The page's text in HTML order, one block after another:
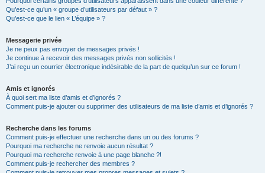
Qu’est-ce qu’un « groupe d’utilisateurs par défaut » ?
Qu’est-ce que le lien « L’équipe » ?
Messagerie privée
Je ne peux pas envoyer de messages privés !
Je continue à recevoir des messages privés non sollicités !
J’ai reçu un courrier électronique indésirable de la part de quelqu’un sur ce forum !
Amis et ignorés
À quoi sert ma liste d’amis et d’ignorés ?
Comment puis-je ajouter ou supprimer des utilisateurs de ma liste d’amis et d’ignorés ?
Recherche dans les forums
Comment puis-je effectuer une recherche dans un ou des forums ?
Pourquoi ma recherche ne renvoie aucun résultat ?
Pourquoi ma recherche renvoie à une page blanche ?!
Comment puis-je rechercher des membres ?